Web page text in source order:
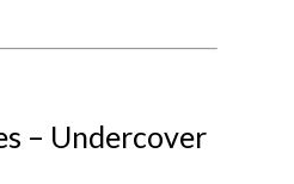
‎– Undercover